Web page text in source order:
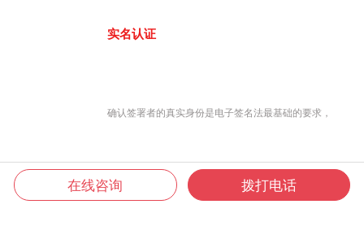
实名认证
确认签署者的真实身份是电子签名法最基础的要求，
在线咨询 拨打电话